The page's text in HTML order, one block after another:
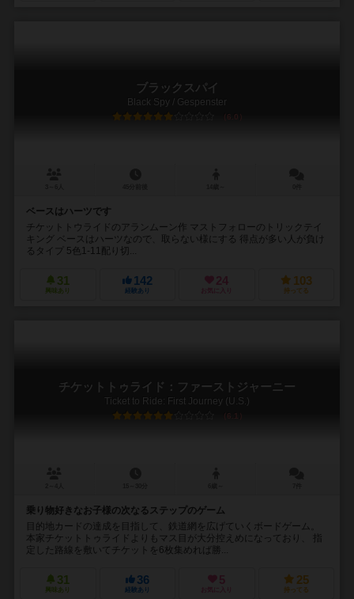
ブラックスパイ
Black Spy / Gespenster
6.0
ベースはハーツです
チケットトウライドのアランムーン作 マストフォローのトリックテイ
キング ベースはハーツなので、取らない様にする 得点が多い人が負け
るタイプ 5色1-11配り切...
31
興味あり
142
経験あり
24
お気に入り
103
持ってる
チケットトゥライド：ファーストジャーニー
Ticket to Ride: First Journey (U.S.)
6.1
乗り物好きなお子様の次なるステップのゲーム
目的地カードの達成を目指して、鉄道網を広げていくボードゲーム。
本家チケットトゥライドよりもマス目が大分控えめになっており、 指
定した路線を敷いてチケットを6枚集めれば勝...
31
興味あり
36
経験あり
5
お気に入り
25
持ってる